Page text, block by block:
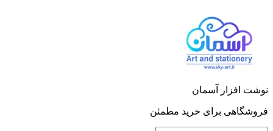
نوشت افزار آسمان
فروشگاهی برای خرید مطمئن